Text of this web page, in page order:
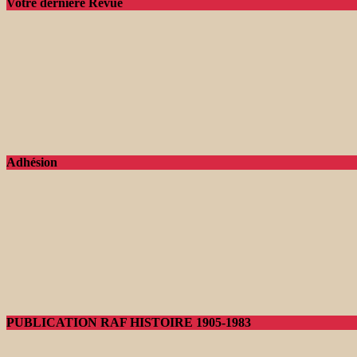
Adhésion
PUBLICATION RAF HISTOIRE 1905-1983